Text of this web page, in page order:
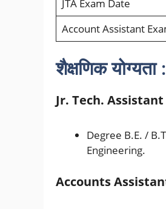
JTA Exam Date
Account Assistant
शैक्षणिक योग्यता
Jr. Tech. Assistant
Degree B.E. /
Engineering.
Accounts